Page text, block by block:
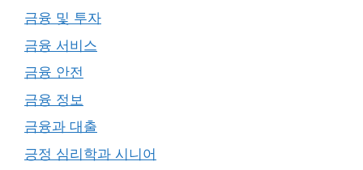
금융 및 투자
금융 서비스
금융 안전
금융 정보
금융과 대출
긍정 심리학과 시니어